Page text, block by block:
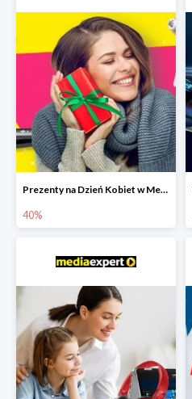
Prezenty na Dzień Kobiet w Media Expert do -40%
40%